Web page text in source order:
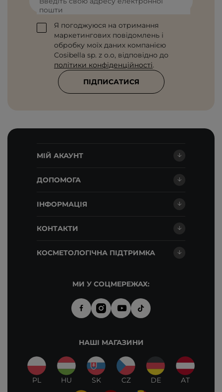
пошти
Я погоджуюся на отримання
маркетингових повідомлень і
обробку моїх даних компанією
Cosibella sp. z o.o, відповідно до
політики конфіденційності.
ПІДПИСАТИСЯ
МІЙ АКАУНТ
ДОПОМОГА
ІНФОРМАЦІЯ
КОНТАКТИ
КОСМЕТОЛОГІЧНА ПІДТРИМКА
МИ У СОЦМЕРЕЖАХ:
НАШІ МАГАЗИНИ
PL HU SK CZ DE AT